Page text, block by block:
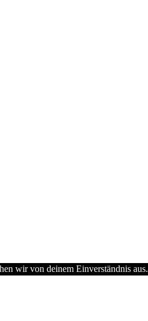
wir von deinem Einverständnis aus.